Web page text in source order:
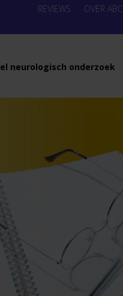
REVIEWS OVER ABC
neurologisch onderzoek